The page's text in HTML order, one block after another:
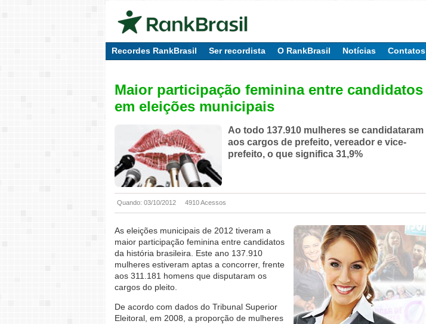
Recordes RankBrasil Ser recordista O RankBrasil Notícias Contatos
Maior participação feminina entre candidatos
em eleições municipais
Ao todo 137.910 mulheres se candidataram
aos cargos de prefeito, vereador e vice-
prefeito, o que significa 31,9%
Quando: 03/10/2012 4910 Acessos
As eleições municipais de 2012 tiveram a
maior participação feminina entre candidatos
da história brasileira. Este ano 137.910
mulheres estiveram aptas a concorrer, frente
aos 311.181 homens que disputaram os
cargos do pleito.
De acordo com dados do Tribunal Superior
Eleitoral, em 2008, a proporção de mulheres